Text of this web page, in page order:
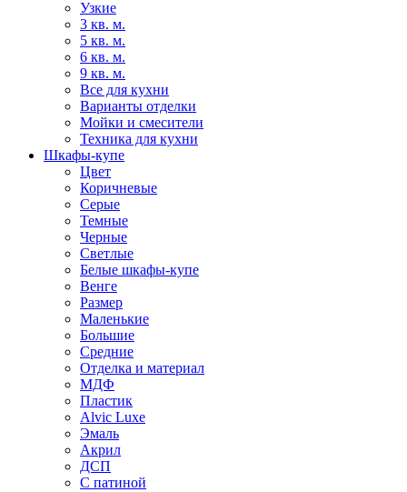
Узкие
3 кв. м.
5 кв. м.
6 кв. м.
9 кв. м.
Все для кухни
Варианты отделки
Мойки и смесители
Техника для кухни
Шкафы-купе
Цвет
Коричневые
Серые
Темные
Черные
Светлые
Белые шкафы-купе
Венге
Размер
Маленькие
Большие
Средние
Отделка и материал
МДФ
Пластик
Alvic Luxe
Эмаль
Акрил
ДСП
С патиной